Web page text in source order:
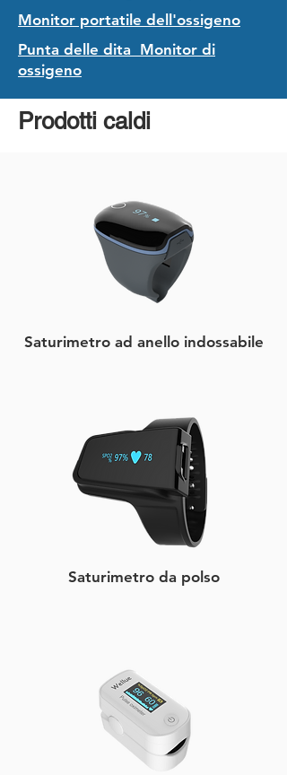
Monitor portatile dell'ossigeno
Punta delle dita Monitor di
ossigeno
Prodotti caldi
​Saturimetro ad anello indossabile
Saturimetro da polso